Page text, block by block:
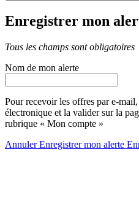
Enregistrer mon
Tous les champs sont obligatoires
Nom de mon alerte
Pour recevoir les offres par e-
électronique et la valider sur la
rubrique « Mon compte »
AnnulerEnregistrer mon alerte